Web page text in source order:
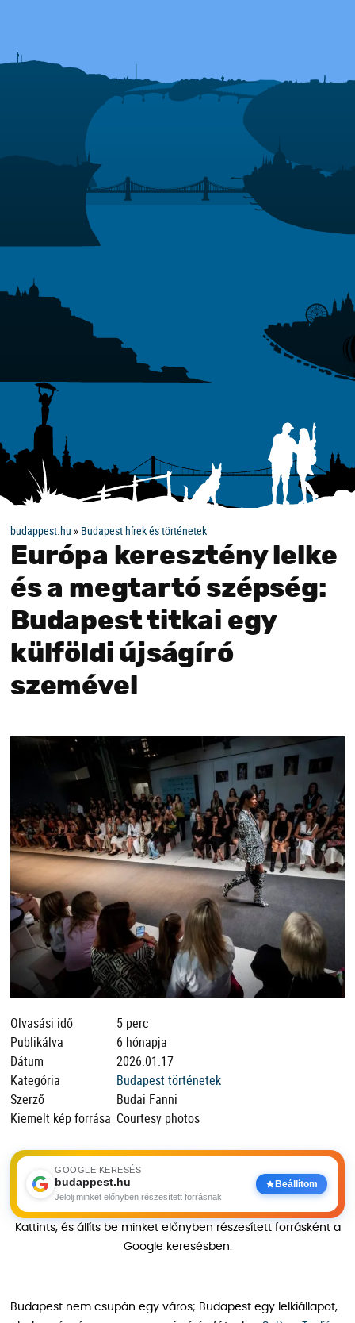
budappest.hu » Budapest hírek és történetek
Európa keresztény lelke
és a megtartó szépség:
Budapest titkai egy
külföldi újságíró
szemével
Olvasási idő
5 perc
Publikálva
6 hónapja
Dátum
2026.01.17
Kategória
Budapest történetek
Szerző
Budai Fanni
Kiemelt kép forrása Courtesy photos
GOOGLE KERESÉS
budappest.hu
Jelölj minket előnyben részesített forrásnak
Beállítom
Kattints, és állíts be minket előnyben részesített forrásként a
Google keresésben.
Budapest nem csupán egy város; Budapest egy lelkiállapot,